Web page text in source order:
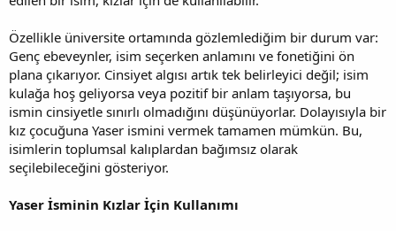
Özellikle üniversite ortamında gözlemlediğim bir durum var:
Genç ebeveynler, isim seçerken anlamını ve fonetiğini ön
plana çıkarıyor. Cinsiyet algısı artık tek belirleyici değil; isim
kulağa hoş geliyorsa veya pozitif bir anlam taşıyorsa, bu
ismin cinsiyetle sınırlı olmadığını düşünüyorlar. Dolayısıyla bir
kız çocuğuna Yaser ismini vermek tamamen mümkün. Bu,
isimlerin toplumsal kalıplardan bağımsız olarak
seçilebileceğini gösteriyor.
Yaser İsminin Kızlar İçin Kullanımı